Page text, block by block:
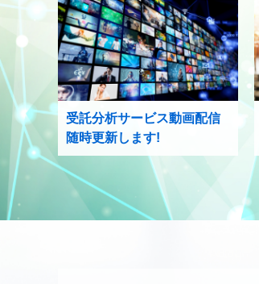
受託分析サービス動画配信
随時更新します!